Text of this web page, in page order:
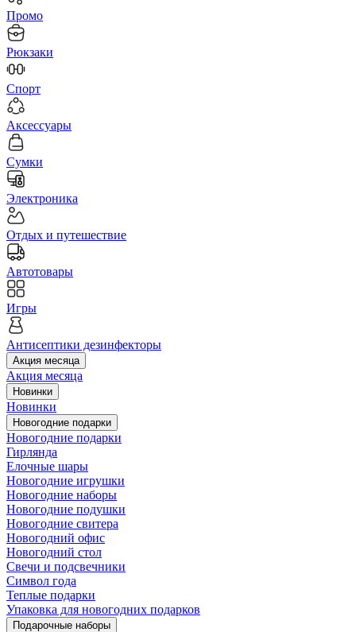
Промо
Рюкзаки
Спорт
Аксессуары
Сумки
Электроника
Отдых и путешествие
Автотовары
Игры
Антисептики дезинфекторы
Акция месяца
Акция месяца
Новинки
Новинки
Новогодние подарки
Новогодние подарки
Гирлянда
Елочные шары
Новогодние игрушки
Новогодние наборы
Новогодние подушки
Новогодние свитера
Новогодний офис
Новогодний стол
Свечи и подсвечники
Символ года
Теплые подарки
Упаковка для новогодних подарков
Подарочные наборы